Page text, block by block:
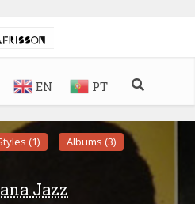
EN PT
(1) Albums (3)
Jazz